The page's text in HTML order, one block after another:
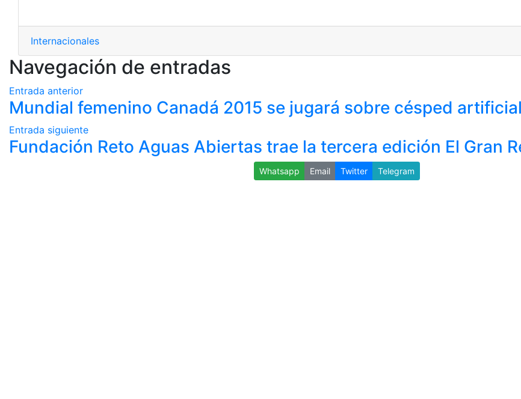
Internacionales
Navegación de entradas
Entrada anterior
Mundial femenino Canadá 2015 se jugará sobre césped artificial
Entrada siguiente
Fundación Reto Aguas Abiertas trae la tercera edición El Gran
Whatsapp Email Twitter Telegram